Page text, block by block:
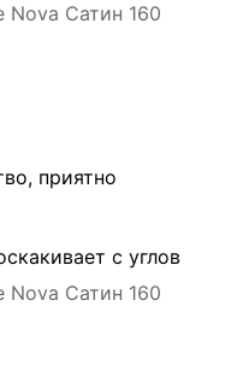
Сатин 160
приятно
с углов
Сатин 160